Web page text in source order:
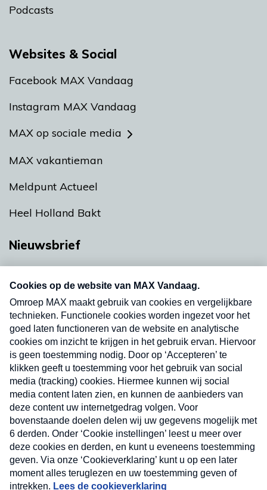
Podcasts
Websites & Social
Facebook MAX Vandaag
Instagram MAX Vandaag
MAX op sociale media
MAX vakantieman
Meldpunt Actueel
Heel Holland Bakt
Nieuwsbrief
nieuwsbrief. Elke vrijdag- en dinsdagochtend in
uw mailbox.
Verzend
Nieuwsbrief
Neem hier een gratis abonnement op onze
nieuwsbrief. Elke vrijdag- en dinsdagochtend in uw